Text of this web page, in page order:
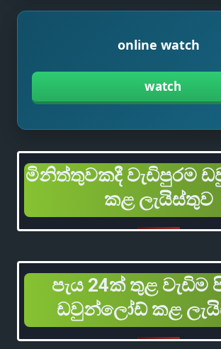
online watch
watch
මිනිත්තුවකදී වැඩිපුරම
කළ ලැයිස්තුව
පැය 24ක් තුළ වැඩිම
ඩවුන්ලෝඩ් කළ